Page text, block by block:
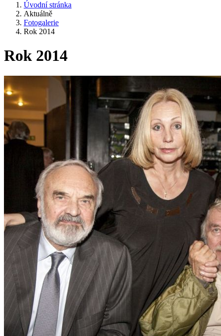
Úvodní stránka
Aktuálně
Fotogalerie
Rok 2014
Rok 2014